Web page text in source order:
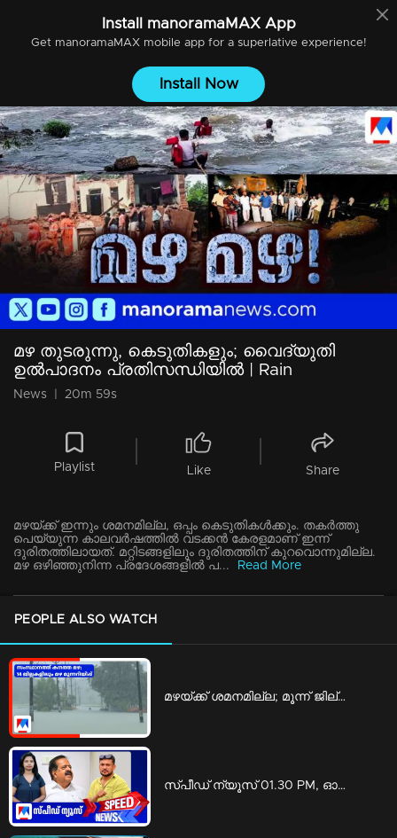
Install manoramaMAXApp
Get manoramaMAXmobile app for a superlative experience!
Install Now
മഴ തുടരുന്നു, കെടുതികളും; വൈദ്യുതി
ഉല്‍പാദനം പ്രതിസന്ധിയില്‍ | Rain
News 20m 59s
Playlist Like Share
മഴയ്ക്ക് ഇന്നും ശമനമില്ല, ഒപ്പം കെടുതികള്‍ക്കും. തകര്‍ത്തു
പെയ്യുന്ന കാലവര്‍ഷത്തില്‍ വടക്കന്‍ കേരളമാണ് ഇന്ന്
ദുരിതത്തിലായത്. മറ്റിടങ്ങളിലും ദുരിതത്തിന് കുറവൊന്നുമില്ല.
മഴ ഒഴിഞ്ഞുനിന്ന പ്രദേശങ്ങളില്‍ പ...
Read More
PEOPLE ALSO WATCH
മഴയ്ക്ക് ശമനമില്ല; മൂന്ന് ജില്ലകളിൽ റെഡ് അലർട്ട് | Rain
സ്പീഡ് ന്യൂസ് 01.30 PM, ഓഗസ്റ്റ് 06, 2026 | Speed News